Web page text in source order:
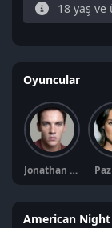
18 yaş
Oyuncular
Jonathan Rhys Meyers
American